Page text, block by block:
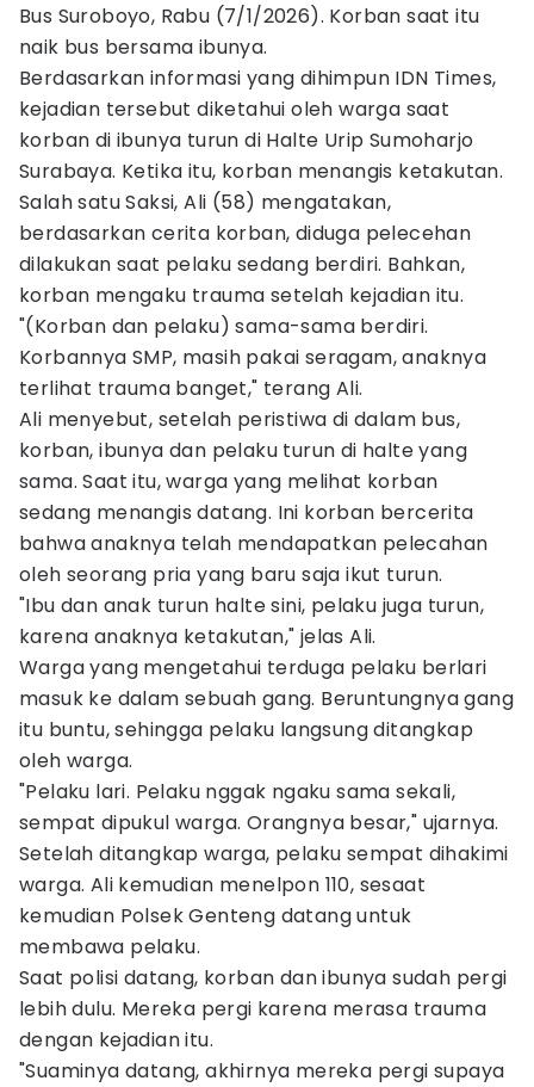
Bus Suroboyo, Rabu (7/1/2026). Korban saat itu
naik bus bersama ibunya.
Berdasarkan informasi yang dihimpun IDN Times,
kejadian tersebut diketahui oleh warga saat
korban di ibunya turun di Halte Urip Sumoharjo
Surabaya. Ketika itu, korban menangis ketakutan.
Salah satu Saksi, Ali (58) mengatakan,
berdasarkan cerita korban, diduga pelecehan
dilakukan saat pelaku sedang berdiri. Bahkan,
korban mengaku trauma setelah kejadian itu.
"(Korban dan pelaku) sama-sama berdiri.
Korbannya SMP, masih pakai seragam, anaknya
terlihat trauma banget," terang Ali.
Ali menyebut, setelah peristiwa di dalam bus,
korban, ibunya dan pelaku turun di halte yang
sama. Saat itu, warga yang melihat korban
sedang menangis datang. Ini korban bercerita
bahwa anaknya telah mendapatkan pelecahan
oleh seorang pria yang baru saja ikut turun.
"Ibu dan anak turun halte sini, pelaku juga turun,
karena anaknya ketakutan," jelas Ali.
Warga yang mengetahui terduga pelaku berlari
masuk ke dalam sebuah gang. Beruntungnya gang
itu buntu, sehingga pelaku langsung ditangkap
oleh warga.
"Pelaku lari. Pelaku nggak ngaku sama sekali,
sempat dipukul warga. Orangnya besar," ujarnya.
Setelah ditangkap warga, pelaku sempat dihakimi
warga. Ali kemudian menelpon 110, sesaat
kemudian Polsek Genteng datang untuk
membawa pelaku.
Saat polisi datang, korban dan ibunya sudah pergi
lebih dulu. Mereka pergi karena merasa trauma
dengan kejadian itu.
"Suaminya datang, akhirnya mereka pergi supaya